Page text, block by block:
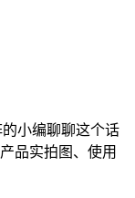
小编聊聊这个话
品实拍图、使用